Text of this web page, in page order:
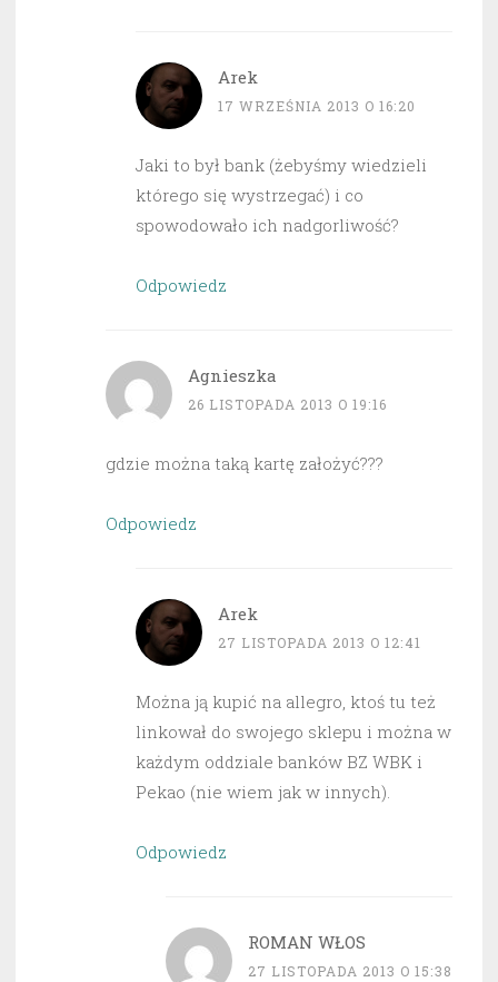
Arek
17 WRZEŚNIA 2013 O 16:20
Jaki to był bank (żebyśmy wiedzieli
którego się wystrzegać) i co
spowodowało ich nadgorliwość?
Odpowiedz
Agnieszka
26 LISTOPADA 2013 O 19:16
gdzie można taką kartę założyć???
Odpowiedz
Arek
27 LISTOPADA 2013 O 12:41
Można ją kupić na allegro, ktoś tu też
linkował do swojego sklepu i można w
każdym oddziale banków BZ WBK i
Pekao (nie wiem jak w innych).
Odpowiedz
ROMAN WŁOS
27 LISTOPADA 2013 O 15:38